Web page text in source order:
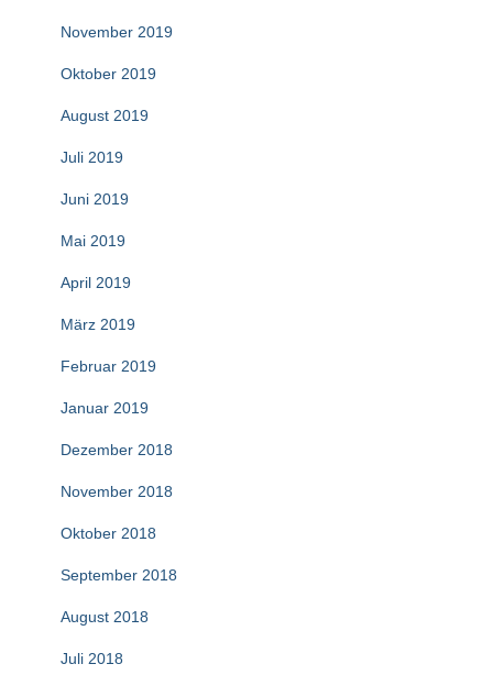
November 2019
Oktober 2019
August 2019
Juli 2019
Juni 2019
Mai 2019
April 2019
März 2019
Februar 2019
Januar 2019
Dezember 2018
November 2018
Oktober 2018
September 2018
August 2018
Juli 2018